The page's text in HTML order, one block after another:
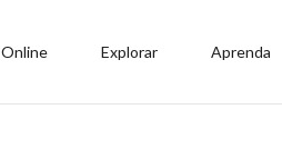
Explorar Aprenda